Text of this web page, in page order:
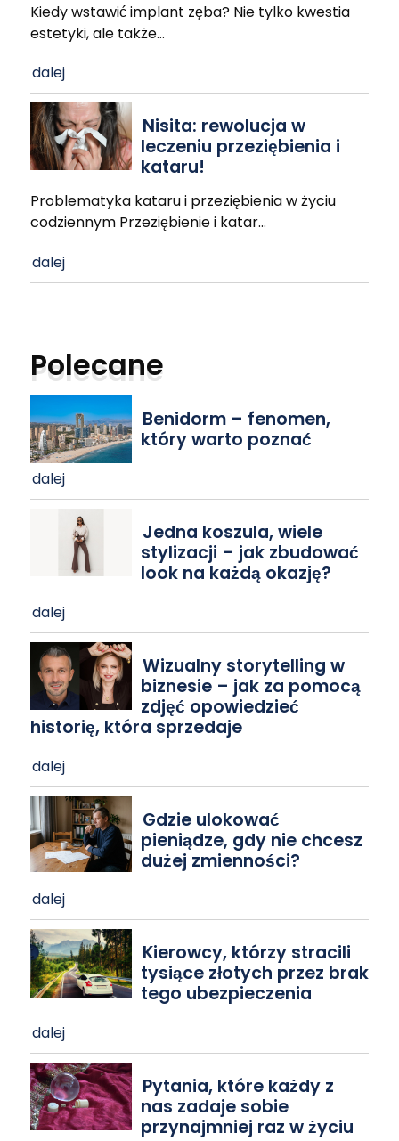
Kiedy wstawić implant zęba? Nie tylko kwestia
estetyki, ale także…
dalej
Nisita: rewolucja w
leczeniu przeziębienia i
kataru!
Problematyka kataru i przeziębienia w życiu
codziennym Przeziębienie i katar…
dalej
Polecane
Benidorm – fenomen,
który warto poznać
dalej
Jedna koszula, wiele
stylizacji – jak zbudować
look na każdą okazję?
dalej
Wizualny storytelling w
biznesie – jak za pomocą
zdjęć opowiedzieć
historię, która sprzedaje
dalej
Gdzie ulokować
pieniądze, gdy nie chcesz
dużej zmienności?
dalej
Kierowcy, którzy stracili
tysiące złotych przez brak
tego ubezpieczenia
dalej
Pytania, które każdy z
nas zadaje sobie
przynajmniej raz w życiu